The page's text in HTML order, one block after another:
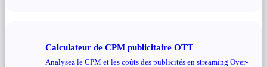
Calculateur de CPM publicitaire OTT
Analysez le CPM et les coûts des publicités en streaming Over-